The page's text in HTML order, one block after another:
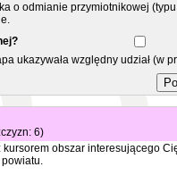
o odmianie przymiotnikowej (typu
ukazywała względny udział
6)
kursorem obszar interesującego